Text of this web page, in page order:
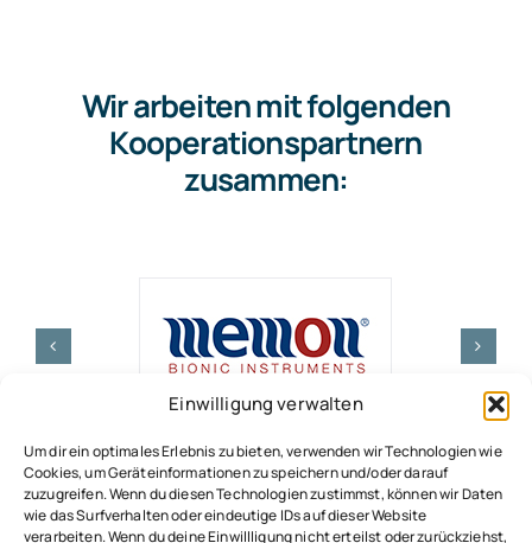
Einwilligung verwalten
Um dir ein optimales Erlebnis zu bieten, verwenden wir Technologien wie
Cookies, um Geräteinformationen zu speichern und/oder darauf
zuzugreifen. Wenn du diesen Technologien zustimmst, können wir Daten
wie das Surfverhalten oder eindeutige IDs auf dieser Website
verarbeiten. Wenn du deine Einwillligung nicht erteilst oder zurückziehst,
Wir arbeiten mit folgenden
Kooperationspartnern
zusammen: